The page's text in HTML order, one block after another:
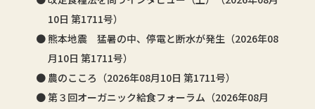
10日 第1711号）
熊本地震 猛暑の中、停電と断水が発生（2026年08
月10日 第1711号）
農のこころ（2026年08月10日 第1711号）
第３回オーガニック給食フォーラム（2026年08月